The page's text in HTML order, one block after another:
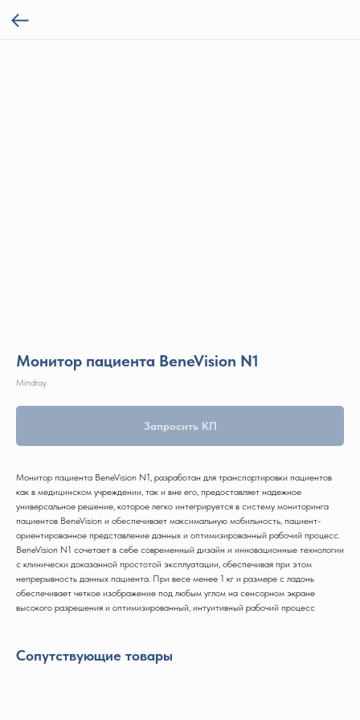
Монитор пациента BeneVision N1
Mindray
Запросить КП
Монитор пациента BeneVision N1, разработан для транспортировки пациентов
как в медицинском учреждении, так и вне его, предоставляет надежное
универсальное решение, которое легко интегрируется в систему мониторинга
пациентов BeneVision и обеспечивает максимальную мобильность, пациент-
ориентированное представление данных и оптимизированный рабочий процесс.
BeneVision N1 сочетает в себе современный дизайн и инновационные технологии
с клинически доказанной простотой эксплуатации, обеспечивая при этом
непрерывность данных пациента. При весе менее 1 кг и размере с ладонь
обеспечивает четкое изображение под любым углом на сенсорном экране
высокого разрешения и оптимизированный, интуитивный рабочий процесс
Сопутствующие товары